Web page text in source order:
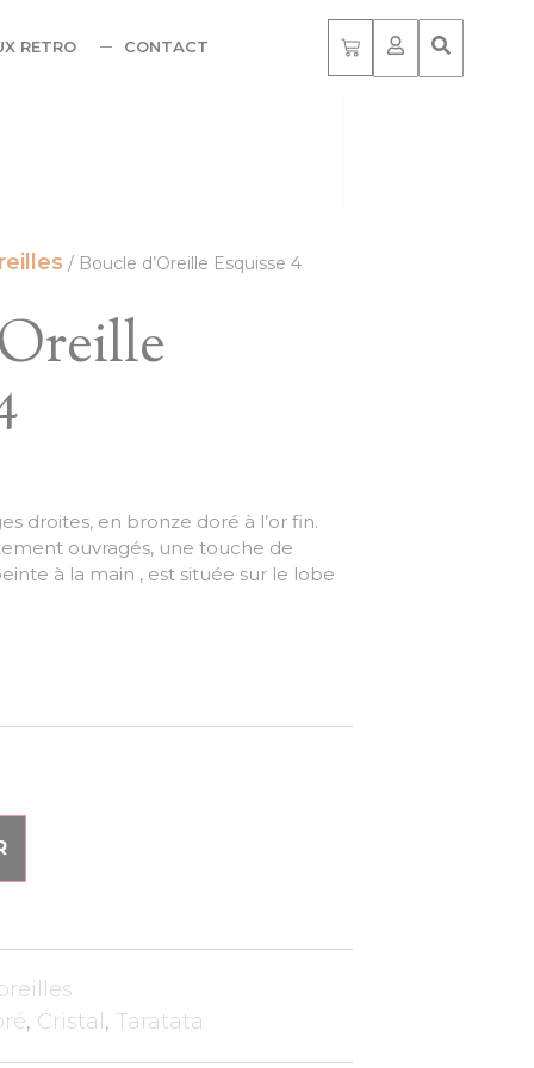
RETRO CONTACT
/ Boucle d’Oreille Esquisse 4
droites, en bronze doré à l’or fin.
ouvragés, une touche de
à la main , est située sur le lobe
, Cristal , Taratata